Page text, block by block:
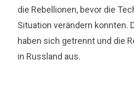
die Rebellionen, bevor die
Situation verändern konnten.
haben sich getrennt und die
in Russland aus.